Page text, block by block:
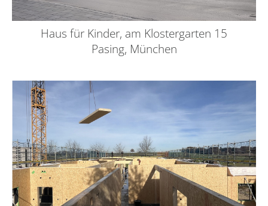
Haus für Kinder, am Klostergarten 15
Pasing, München